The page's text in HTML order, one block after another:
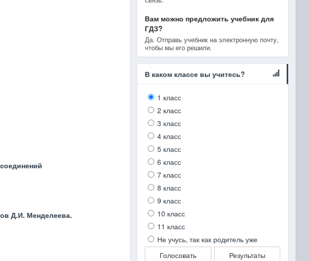
Д.И. Менделеева.
Вам можно предложить учебник для
ГДЗ?
Да. Отправь учебник на электронную почту,
чтобы мы его решили.
В каком классе вы учитесь?
1 класс
2 класс
3 класс
4 класс
5 класс
6 класс
7 класс
8 класс
9 класс
10 класс
11 класс
Не учусь, так как родитель уже
Голосовать
Результаты